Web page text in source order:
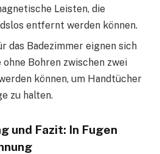
Leisten, die
entfernt werden können.
das Badezimmer eignen sich
ohne Bohren zwischen zwei
können, um Handtücher
zu halten.
und Fazit: In Fugen